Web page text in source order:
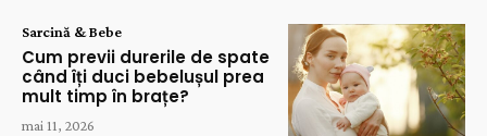
Sarcină & Bebe
Cum previi durerile de spate
când îți duci bebelușul prea
mult timp în brațe?
mai 11, 2026